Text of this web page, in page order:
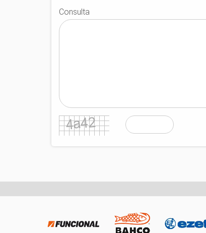
Consulta